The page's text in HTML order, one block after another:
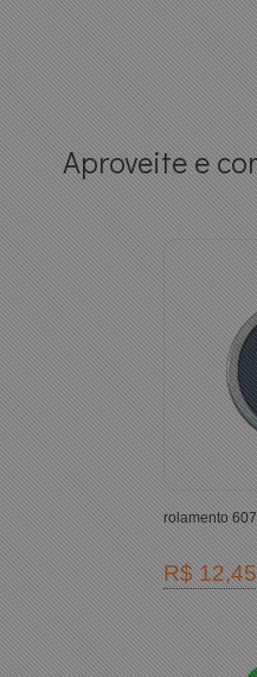
Aproveite e
rolamento
R$ 12,45